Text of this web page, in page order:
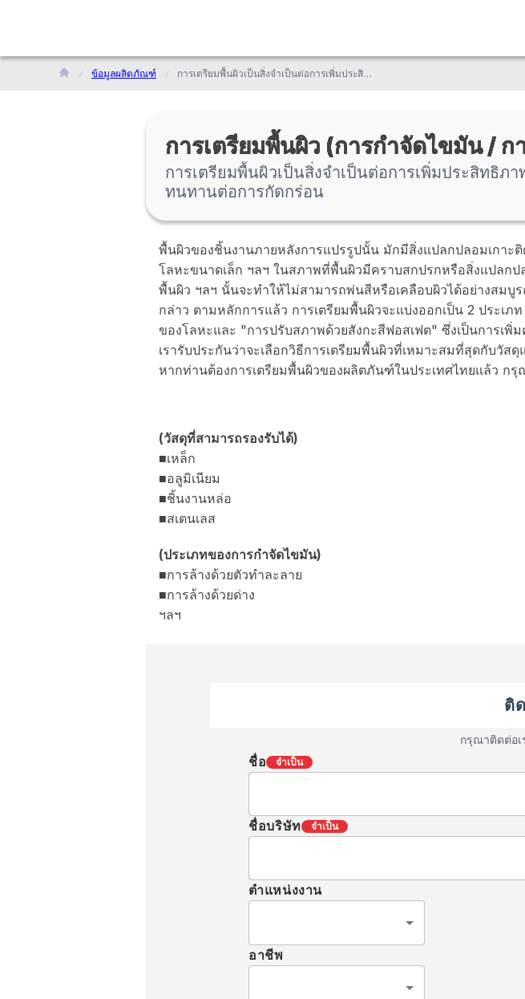
ข้อมูลผลิตภัณฑ์ การเตรียมพื้นผิวเป็นสิ่งจำเป็นต่อการเพิ่มประสิทธิภาพการยึดเกาะของสีและยกระดับการป้องกันสนิมและความทนทานต่อการกัดกร่อน
การเตรียมพื้นผิว (การกำจัดไขมัน /
การเตรียมพื้นผิวเป็นสิ่งจำเป็นต่อการเพิ่มประสิทธิ
ทนทานต่อการกัดกร่อน
พื้นผิวของชิ้นงานภายหลังการแปรรูปนั้น มักมีสิ่งแปลกปลอมเกา
โลหะขนาดเล็ก ฯลฯ ในสภาพที่พื้นผิวมีคราบสกปรกหรือสิ่งแปลก
พื้นผิว ฯลฯ นั้นจะทำให้ไม่สามารถพ่นสีหรือเคลือบผิวได้อย่างสมบู
กล่าว ตามหลักการแล้ว การเตรียมพื้นผิวจะแบ่งออกเป็น 2 ประ
ของโลหะและ "การปรับสภาพด้วยสังกะสีฟอสเฟต" ซึ่งเป็นการเ
เรารับประกันว่าจะเลือกวิธีการเตรียมพื้นผิวที่เหมาะสมที่สุดกับวั
หากท่านต้องการเตรียมพื้นผิวของผลิตภันฑ์ในประเทศไทยแล้ว ก
(วัสดุที่สามารถรองรับได้)
■เหล็ก
■อลูมิเนียม
■ชิ้นงานหล่อ
■สเตนเลส
(ประเภทของการกำจัดไขมัน)
■การล้างด้วยตัวทำละลาย
■การล้างด้วยด่าง
ฯลฯ
ติ
กรุณาติดต่อ
ชื่อ จำเป็น
ชื่อบริษัท จำเป็น
ตำแหน่งงาน
อาชีพ